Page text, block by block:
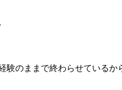
験のままで終わらせているか